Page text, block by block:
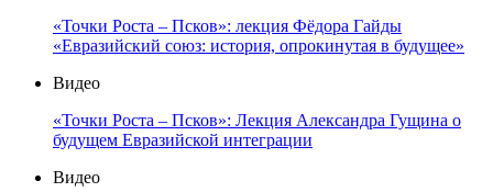
«Точки Роста – Псков»: лекция Фёдора Гайды
«Евразийский союз: история, опрокинутая в будущее»
Видео
«Точки Роста – Псков»: Лекция Александра Гущина о
будущем Евразийской интеграции
Видео